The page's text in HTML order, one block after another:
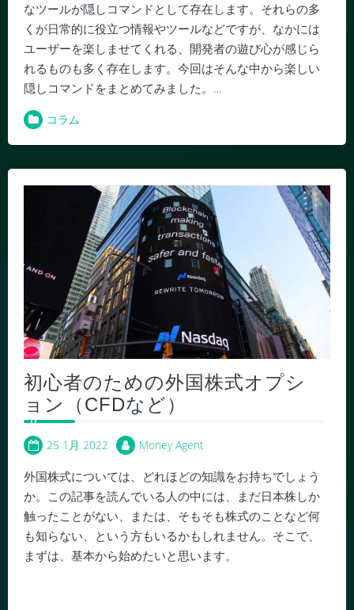
なツールが隠しコマンドとして存在します。それらの多
くが日常的に役立つ情報やツールなどですが、なかには
ユーザーを楽しませてくれる、開発者の遊び心が感じら
れるものも多く存在します。今回はそんな中から楽しい
隠しコマンドをまとめてみました。…
コラム
初心者のための外国株式オプシ
ョン（CFDなど）
25 1月 2022 Money Agent
外国株式については、どれほどの知識をお持ちでしょう
か。この記事を読んでいる人の中には、まだ日本株しか
触ったことがない、または、そもそも株式のことなど何
も知らない、という方もいるかもしれません。そこで、
まずは、基本から始めたいと思います。